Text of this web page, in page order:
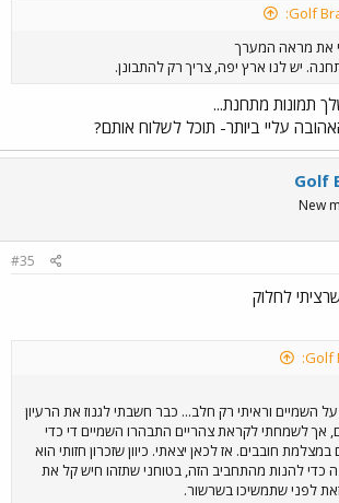
את מראה המערך
יש לנו ארץ יפה, צריך רק להתבונן.
תמונות מתחנת...
עליי ביותר- תוכל לשלוח אותם?
Golf
New
#35
לחלוק
השמיים וראיתי רק חלב... כבר חשבתי לגנוז את הרעיון
אך לשמחתי לקראת צהריים התבהרו השמיים די כדי
חובבים. אז לכאן יצאתי. כיוון שזכרון חזותי הוא
כדי להנות מהתחביב הזה, בטוחני שתזהו חיש קל את
לפני שתמשיכו בשרשור.